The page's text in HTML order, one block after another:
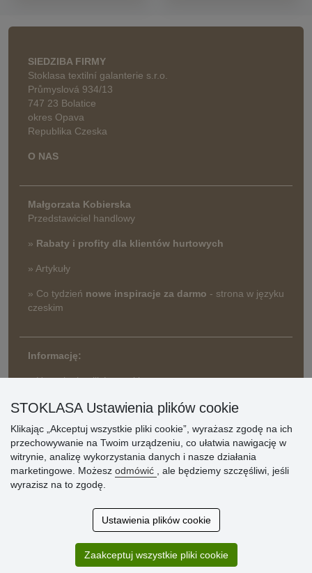
SIEDZIBA FIRMY
Stoklasa textilní galanterie s.r.o.
Průmyslová 934/13
747 23 Bolatice
okres Opava
Republika Czeska
O NAS
Małgorzata Kobierska
Przedstawiciel handlowy
» Rabaty i profity dla klientów hurtowych
» Artykuły
» Co tydzień nowe inspiracje za darmo - strona w języku
czeskim
Informację:
» Ustawienia plików cookie
» Warunki umowy
» Sposób dostawy i płatności
» Reklamacje
» Dlaczego należy się zarejestrować?
klientów
STOKLASA Ustawienia plików cookie
Klikając „Akceptuj wszystkie pliki cookie”, wyrażasz zgodę na ich
przechowywanie na Twoim urządzeniu, co ułatwia nawigację w
witrynie, analizę wykorzystania danych i nasze działania
marketingowe. Możesz odmówić
, ale będziemy szczęśliwi, jeśli
wyrazisz na to zgodę.
Ustawienia plików cookie
Zaakceptuj wszystkie pliki cookie